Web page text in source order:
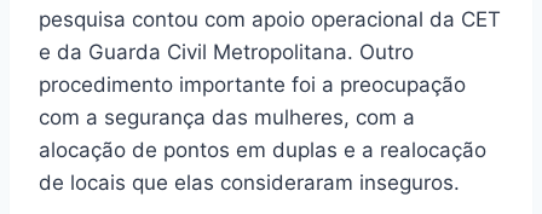
pesquisa contou com apoio operacional da CET
e da Guarda Civil Metropolitana. Outro
procedimento importante foi a preocupação
com a segurança das mulheres, com a
alocação de pontos em duplas e a realocação
de locais que elas consideraram inseguros.